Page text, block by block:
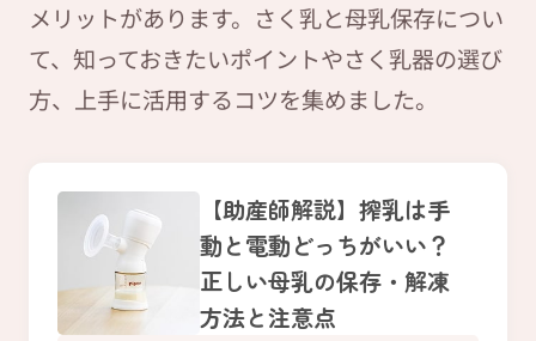
メリットがあります。さく乳と母乳保存につい
て、知っておきたいポイントやさく乳器の選び
方、上手に活用するコツを集めました。
【助産師解説】搾乳は手
動と電動どっちがいい？
正しい母乳の保存・解凍
方法と注意点